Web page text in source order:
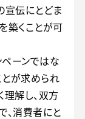
宣伝にとどま
築くことが可
ーンではな
とが求められ
理解し、双方
、消費者にと